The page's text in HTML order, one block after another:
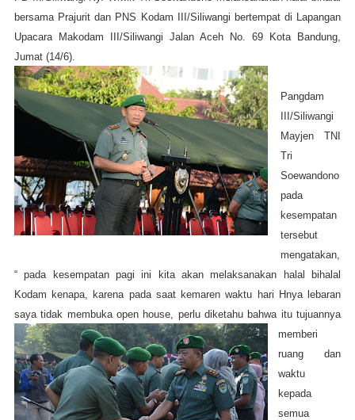
bersama Prajurit dan PNS Kodam III/Siliwangi bertempat di Lapangan
Upacara Makodam III/Siliwangi Jalan Aceh No. 69 Kota Bandung,
Jumat (14/6).
Pangdam
III/Siliwangi
Mayjen TNI
Tri
Soewandono
pada
kesempatan
tersebut
mengatakan,
“ pada kesempatan pagi ini kita akan melaksanakan halal bihalal
Kodam kenapa, karena pada saat kemaren waktu hari Hnya lebaran
saya tidak membuka open house, perlu diketahu bahwa itu tujuannya
memberi
ruang dan
waktu
kepada
semua